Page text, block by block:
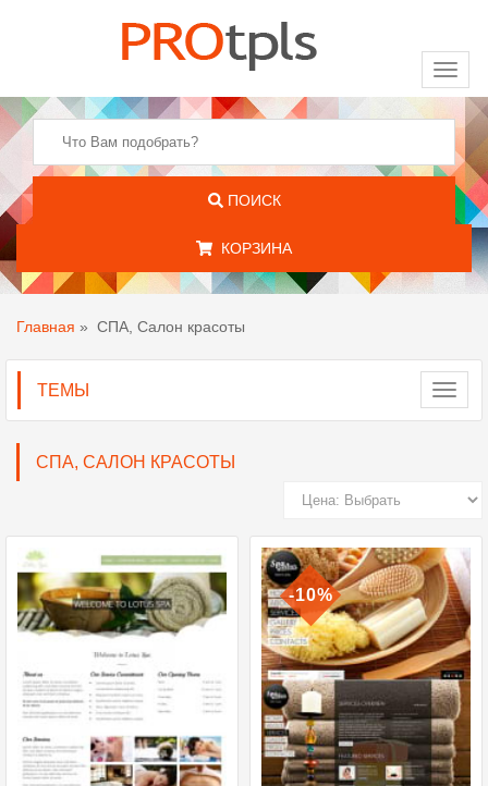
ПОИСК
КОРЗИНА
Главная » СПА, Салон красоты
ТЕМЫ
СПА, САЛОН КРАСОТЫ
-10%